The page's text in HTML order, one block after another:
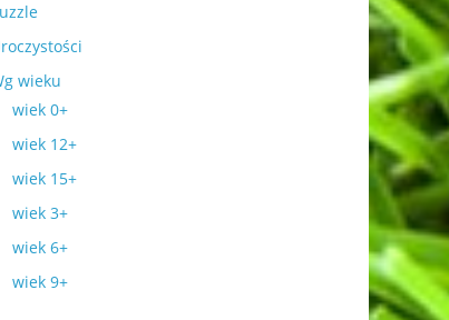
wieku
wiek 0+
wiek 12+
wiek 15+
wiek 3+
wiek 6+
wiek 9+